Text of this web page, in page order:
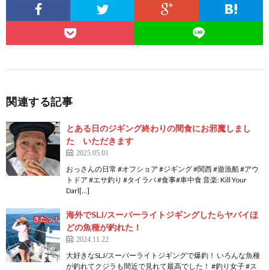
関連する記事
とある日のジギング終わりの間食にお邪魔しまし
た いただきます
2025.05.01
おっさんの日常 #オフショア #ジギング #関西 #遊漁船 #アウ
トドア #エサ釣り #タイラバ #食事#車中食 音楽: Kill Your
Darl[…]
海外でSLJ/スーパーライトジギングしたらヤバイほ
どの魚種が釣れた！
2024.11.22
大好きなSLJ/スーパーライトジギングで爆釣！ いろんな魚種
が釣れてクジラも間近で見れて最高でした！ #釣り女子 #ス